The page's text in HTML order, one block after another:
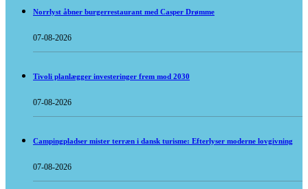
Norrlyst åbner burgerrestaurant med Casper Drømme
07-08-2026
Tivoli planlægger investeringer frem mod 2030
07-08-2026
Campingpladser mister terræn i dansk turisme: Efterlyser moderne lovgivning
07-08-2026